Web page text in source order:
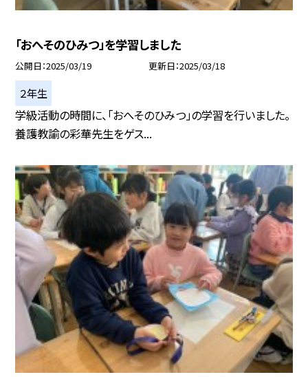
「おへそのひみつ」を学習しました
公開日 2025/03/19 更新日 2025/03/18
２年生
学級活動の時間に、「おへそのひみつ」の学習を行いました。
養護教諭の彩華先生をゲス...